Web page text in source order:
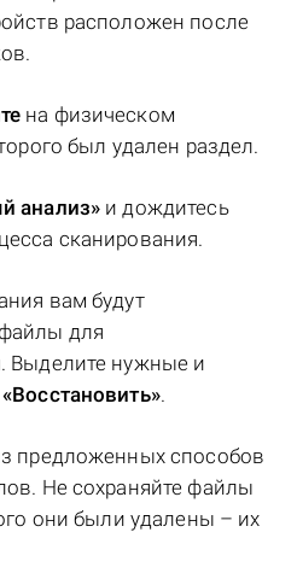
расположен после
на физическом
был удален раздел.
анализ» и дождитесь
сканирования.
вам будут
для
Выделите нужные и
«Восстановить».
предложенных способов
Не сохраняйте файлы
они были удалены – их